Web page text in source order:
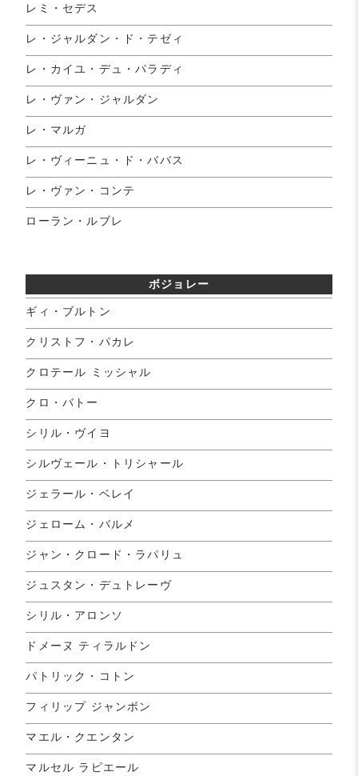
レミ・セデス
レ・ジャルダン・ド・テゼィ
レ・カイユ・デュ・パラディ
レ・ヴァン・ジャルダン
レ・マルガ
レ・ヴィーニュ・ド・ババス
レ・ヴァン・コンテ
ローラン・ルブレ
ボジョレー
ギィ・ブルトン
クリストフ・パカレ
クロテール ミッシャル
クロ・バトー
シリル・ヴイヨ
シルヴェール・トリシャール
ジェラール・ベレイ
ジェローム・バルメ
ジャン・クロード・ラパリュ
ジュスタン・デュトレーヴ
シリル・アロンソ
ドメーヌ ティラルドン
パトリック・コトン
フィリップ ジャンボン
マエル・クエンタン
マルセル ラピエール